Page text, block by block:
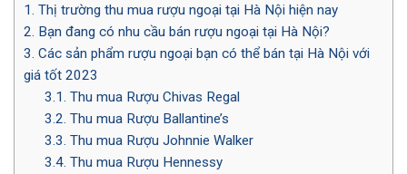
1. Thị trường thu mua rượu ngoại tại Hà Nội hiện nay
2. Bạn đang có nhu cầu bán rượu ngoại tại Hà Nội?
3. Các sản phẩm rượu ngoại bạn có thể bán tại Hà Nội với
giá tốt 2023
3.1. Thu mua Rượu Chivas Regal
3.2. Thu mua Rượu Ballantine’s
3.3. Thu mua Rượu Johnnie Walker
3.4. Thu mua Rượu Hennessy